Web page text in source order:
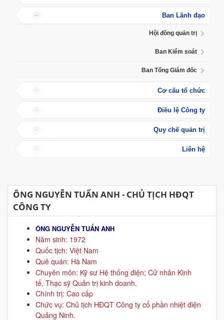
Ban Lãnh đạo
Hội đồng quản trị
Ban Kiểm soát
Ban Tổng Giám đốc
Cơ cấu tổ chức
Điều lệ Công ty
Quy chế quản trị
Liên hệ
ÔNG NGUYỄN TUẤN ANH - CHỦ TỊCH HĐQT
CÔNG TY
ÔNG NGUYỄN TUẤN ANH
Năm sinh: 1972
Quốc tịch: Việt Nam
Quê quán: Hà Nam
Chuyên môn: Kỹ sư Hệ thống điện; Cử nhân Kinh
tế, Thạc sỹ Quản trị kinh doanh.
Chính trị: Cao cấp
Chức vụ: Chủ tịch HĐQT Công ty cổ phần nhiệt điện
Quảng Ninh.